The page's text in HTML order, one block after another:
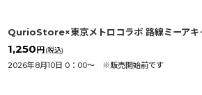
QurioStore×東京メトロコラボ 路線ミーアキ
1,250 円 (税込)
2026年8月10日 0：00〜 ※販売開始前です